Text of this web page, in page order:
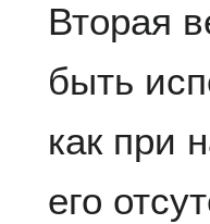
Вторая
быть
как при
его